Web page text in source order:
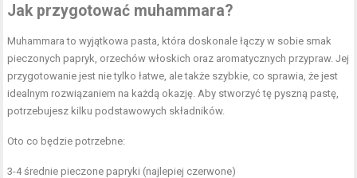
Jak przygotować muhammara?
Muhammara to wyjątkowa pasta, która doskonale łączy w sobie smak
pieczonych papryk, orzechów włoskich oraz aromatycznych przypraw. Jej
przygotowanie jest nie tylko łatwe, ale także szybkie, co sprawia, że jest
idealnym rozwiązaniem na każdą okazję. Aby stworzyć tę pyszną pastę,
potrzebujesz kilku podstawowych składników.
Oto co będzie potrzebne:
3-4 średnie pieczone papryki (najlepiej czerwone)